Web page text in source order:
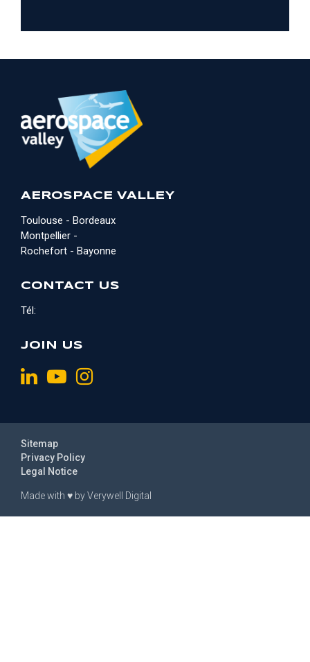
AEROSPACE VALLEY
Toulouse - Bordeaux
Montpellier -
Rochefort - Bayonne
CONTACT US
Tél:
JOIN US
Made with ♥ byVerywell Digital
Legal Notice
Privacy Policy
Sitemap